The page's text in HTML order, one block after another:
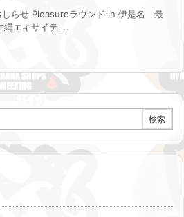
しらせ Pleasureラウンド in 伊是名 最
縄エキサイテ ...